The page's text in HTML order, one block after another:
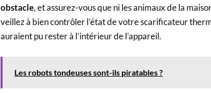
obstacle, et assurez-vous que ni les animaux de la
veillez à bien contrôler l’état de votre scarificateur
auraient pu rester à l’intérieur de l’appareil.
Les robots tondeuses sont-ils piratables ?